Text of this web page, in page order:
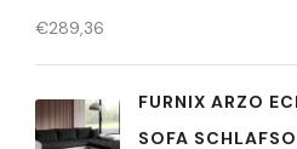
€289,36
FURNIX ARZO
SOFA